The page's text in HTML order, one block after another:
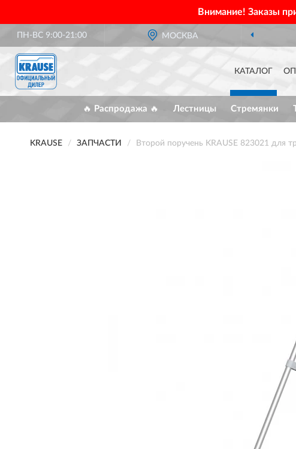
Внимание! Заказы
ПН-ВС 9:00-21:00 МОСКВА
КАТАЛОГ
🔥 Распродажа 🔥 Лестницы Стремянки
KRAUSE ЗАПЧАСТИ Второй поручень KRAUSE 823021 для